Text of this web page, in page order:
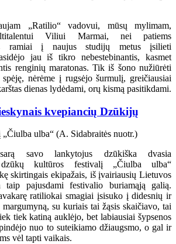
„Ratilio“ vadovui, mūsų mylimam,
Viliui Marmai, nei patiems
ramiai į naujus studijų metus įsilieti
jau iš tikro nebestebinantis, kasmet
renginių maratonas. Tik iš šono nužiūrėti
nėrėme į rugsėjo šurmulį, greičiausiai
dienas lydėdami, orų kismą pasitikdami.
kvepiancių Dzūkijų
savo lankytojus dzūkiška dvasia
dzūkų kultūros festivalį „Čiulba ulba“
skirtingais ekipažais, iš įvairiausių Lietuvos
taip pajusdami festivalio buriamąją galią.
ratiliokai smagiai įsisuko į didesnių ir
su kuriais tai žąsis skaičiavo, tai
tiek katiną auklėjo, bet labiausiai šypsenos
nuo to suteikiamo džiaugsmo, o gal ir
vėl tapti vaikais.